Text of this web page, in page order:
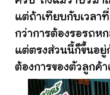
แต่ถ้าเทียบกับเวลา
กว่าการต้องรอรถห
แต่ตรงส่วนนี้ก็ขึ้นอยู่
ต้องการของตัวลูกค้า